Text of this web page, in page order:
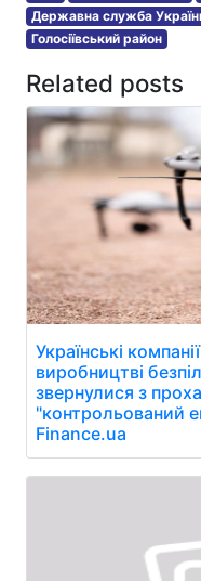
Державна служба
Голосіївський район
Related posts
Українські
виробництві
звернулися з
"контрольований
Finance.ua